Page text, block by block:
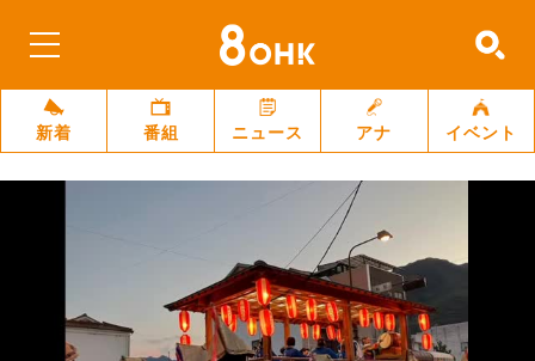
新着 番組 ニュース アナ イベント